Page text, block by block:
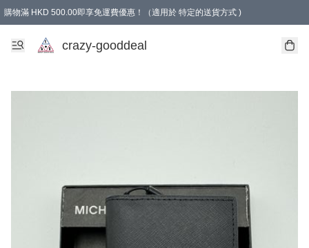
購物滿 HKD 500.00即享免運費優惠！（適用於 特定的送貨方式 )
成為會員可享免費禮品
crazy-gooddeal